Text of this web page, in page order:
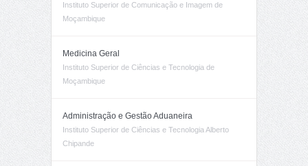
Instituto Superior de Comunicação e Imagem de
Moçambique
Medicina Geral
Instituto Superior de Ciências e Tecnologia de
Moçambique
Administração e Gestão Aduaneira
Instituto Superior de Ciências e Tecnologia Alberto
Chipande